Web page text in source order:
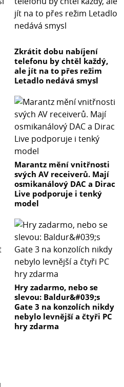
Zkrátit dobu nabíjení
telefonu by chtěl každý,
ale jít na to přes režim
Letadlo nedává smysl
Marantz mění vnitřnosti
svých AV receiverů. Mají
osmikanálový DAC a Dirac
Live podporuje i tenký
model
Hry zadarmo, nebo se
slevou: Baldur&#039;s
Gate 3 na konzolích nikdy
nebylo levnější a čtyři PC
hry zdarma